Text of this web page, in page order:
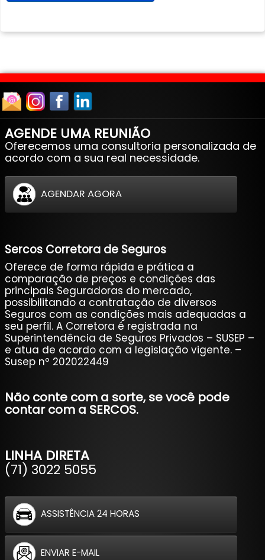
AGENDE UMA REUNIÃO
Oferecemos uma consultoria personalizada de
acordo com a sua real necessidade.
AGENDAR AGORA
Sercos Corretora de Seguros
Oferece de forma rápida e prática a
comparação de preços e condições das
principais Seguradoras do mercado,
possibilitando a contratação de diversos
Seguros com as condições mais adequadas a
seu perfil. A Corretora é registrada na
Superintendência de Seguros Privados – SUSEP –
e atua de acordo com a legislação vigente. –
Susep nº 202022449
Não conte com a sorte, se você pode
contar com a SERCOS.
LINHA DIRETA
(71) 3022 5055
ASSISTÊNCIA 24 HORAS
ENVIAR E-MAIL